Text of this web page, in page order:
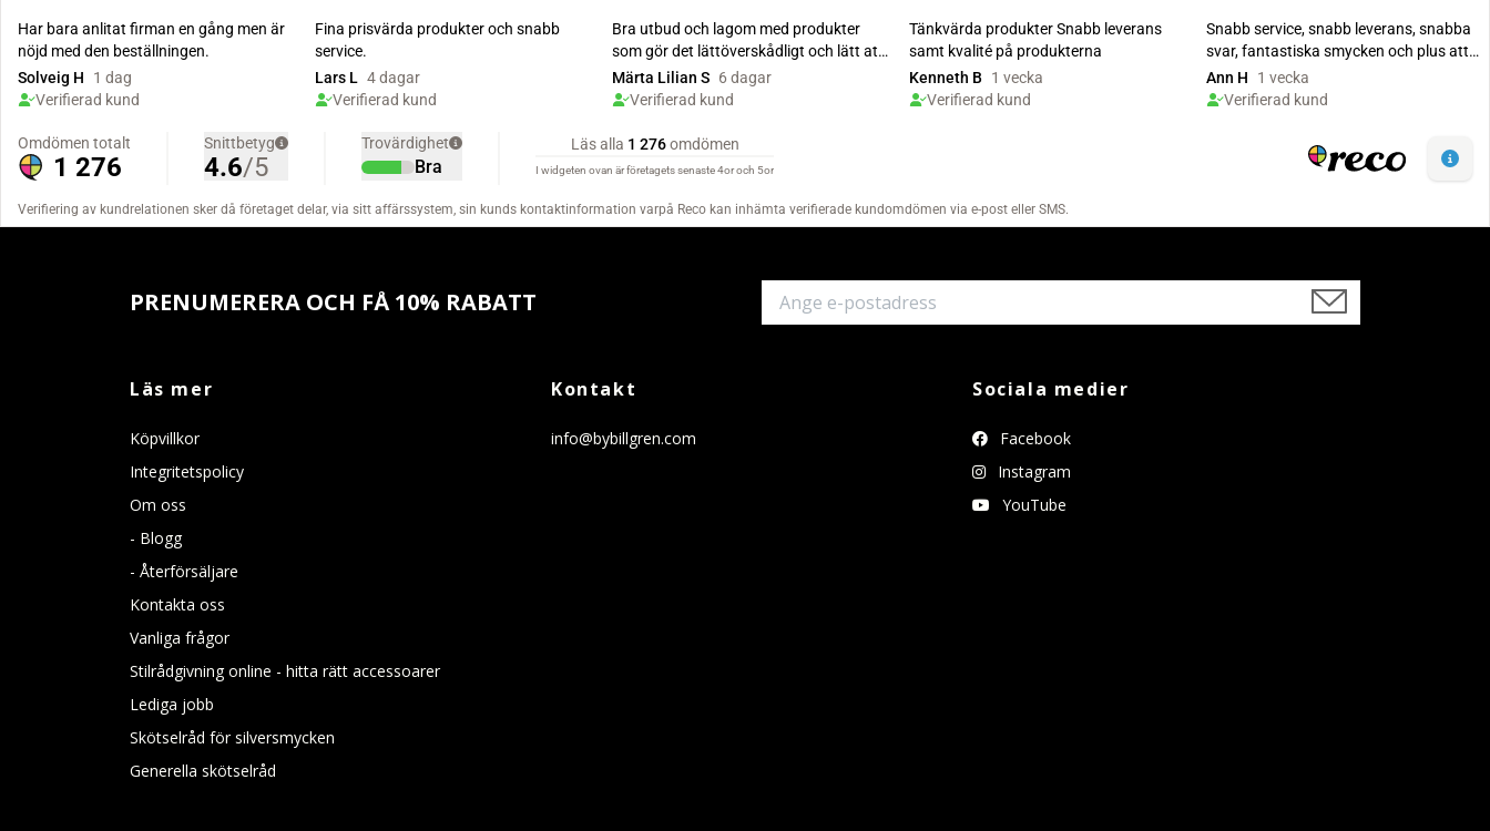
PRENUMERERA OCH FÅ 10% RABATT
Läs mer
Köpvillkor
Integritetspolicy
Om oss
- Blogg
- Återförsäljare
Kontakta oss
Vanliga frågor
Stilrådgivning online - hitta rätt accessoarer
Lediga jobb
Skötselråd för silversmycken
Generella skötselråd
Kontakt
info@bybillgren.com
Sociala medier
Facebook
Instagram
YouTube